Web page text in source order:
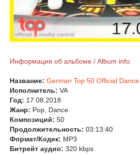
Информация об альбоме / Album info:
Название: German Top 50 Official
Исполнитель: VA
Год: 17.08.2018
Жанр: Pop, Dance
Композиций: 50
Продолжительность: 03:13:40
Формат/Кодек: MP3
Битрейт аудио: 320 kbps